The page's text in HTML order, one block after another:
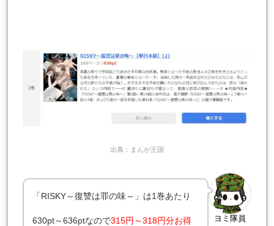
出典：まんが王国
ヨミ隊員
「RISKY～復讐は罪の味～」は1巻あたり
630pt～636ptなので315円～318円分お得